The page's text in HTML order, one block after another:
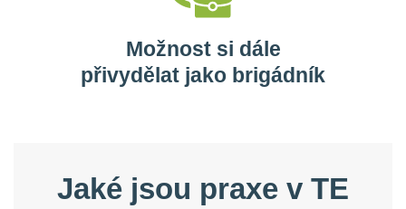
Možnost si dále
přivydělat jako brigádník
Jaké jsou praxe v TE